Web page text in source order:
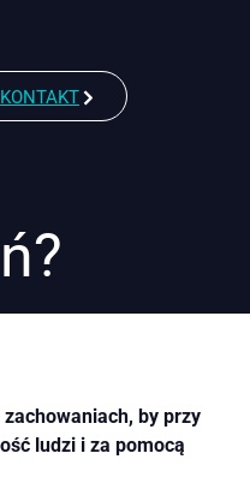
KONTAKT
by przy
ludzi i za pomocą